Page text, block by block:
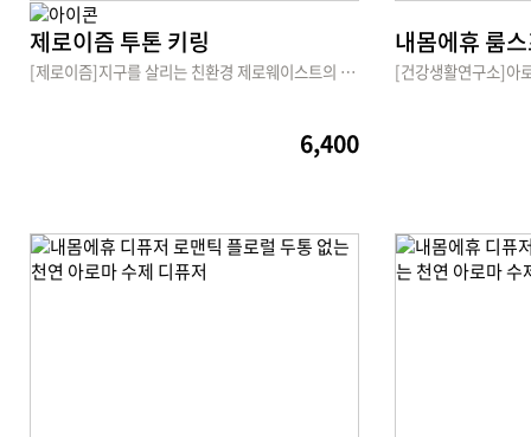
제로이즘 투톤 키링
[제로이즘]지구를 살리는 친환경 제로웨이스트의 시작
6,400